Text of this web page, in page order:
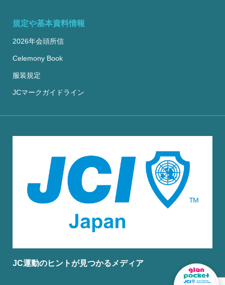
規定や基本資料情報
2026年会頭所信
Celemony Book
服装規定
JCマークガイドライン
JC運動のヒントが見つかるメディア